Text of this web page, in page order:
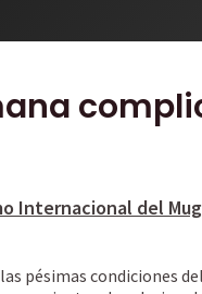
del
pésimas condiciones